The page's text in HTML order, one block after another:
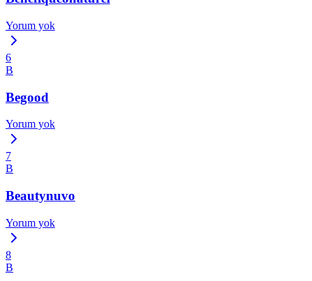
Yorum yok
6
B
Begood
Yorum yok
7
B
Beautynuvo
Yorum yok
8
B